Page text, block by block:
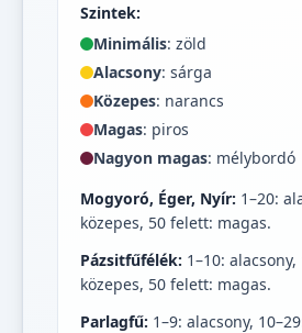
Szintek:
Minimális: zöld
Alacsony: sárga
Közepes: narancs
Magas: piros
Nagyon magas: mélybordó
Mogyoró, Éger, Nyír: 1–20:
közepes, 50 felett: magas.
Pázsitfűfélék: 1–10: alacsony,
közepes, 50 felett: magas.
Parlagfű: 1–9: alacsony,